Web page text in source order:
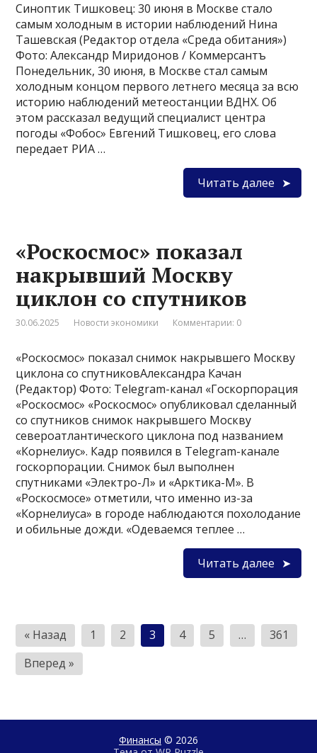
Синоптик Тишковец: 30 июня в Москве стало
самым холодным в истории наблюдений Нина
Ташевская (Редактор отдела «Среда обитания»)
Фото: Александр Миридонов / Коммерсантъ
Понедельник, 30 июня, в Москве стал самым
холодным концом первого летнего месяца за всю
историю наблюдений метеостанции ВДНХ. Об
этом рассказал ведущий специалист центра
погоды «Фобос» Евгений Тишковец, его слова
передает РИА …
Читать далее
«Роскосмос» показал
накрывший Москву
циклон со спутников
30.06.2025 Новости экономики Комментарии: 0
«Роскосмос» показал снимок накрывшего Москву
циклона со спутниковАлександра Качан
(Редактор) Фото: Telegram-канал «Госкорпорация
«Роскосмос» «Роскосмос» опубликовал сделанный
со спутников снимок накрывшего Москву
североатлантического циклона под названием
«Корнелиус». Кадр появился в Telegram-канале
госкорпорации. Снимок был выполнен
спутниками «Электро-Л» и «Арктика-М». В
«Роскосмосе» отметили, что именно из-за
«Корнелиуса» в городе наблюдаются похолодание
и обильные дожди. «Одеваемся теплее …
Читать далее
Пагинация
записей
« Назад 1 2 3 4 5 …
361
Вперед »
Финансы © 2026